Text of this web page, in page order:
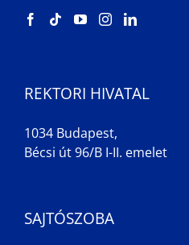
REKTORI HIVATAL
1034 Budapest,
Bécsi út 96/B I-II. emelet
SAJTÓSZOBA